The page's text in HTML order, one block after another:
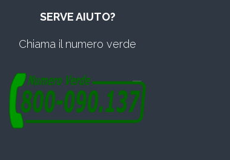
SERVE AIUTO?
Chiama il numero verde